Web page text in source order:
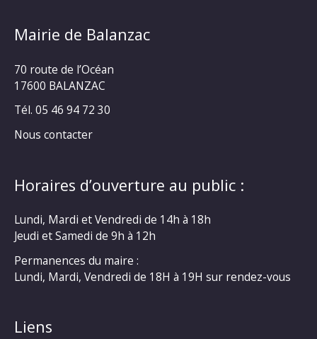
Mairie de Balanzac
70 route de l’Océan
17600 BALANZAC
Tél. 05 46 94 72 30
Nous contacter
Horaires d’ouverture au public :
Lundi, Mardi et Vendredi de 14h à 18h
Jeudi et Samedi de 9h à 12h
Permanences du maire :
Lundi, Mardi, Vendredi de 18H à 19H sur rendez-vous
Liens